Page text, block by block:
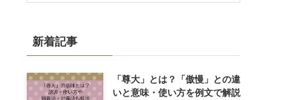
新着記事
「尊大」とは？「傲慢」との違
いと意味・使い方を例文で解説